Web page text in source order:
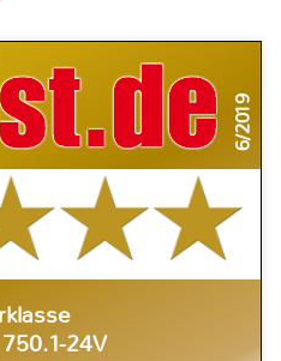
6/2019
24V